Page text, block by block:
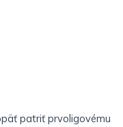
patriť prvoligovému